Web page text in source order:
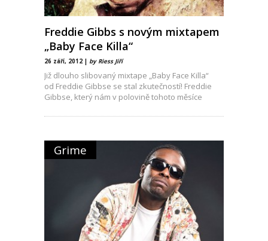
Freddie Gibbs s novým mixtapem
„Baby Face Killa“
26 září, 2012 | by Riess Jiří
Již dlouho slibovaný mixtape „Baby Face Killa“
od Freddie Gibbse se stal zkutečností! Freddie
Gibbse, který nám v polovině tohoto měsíce
Grime